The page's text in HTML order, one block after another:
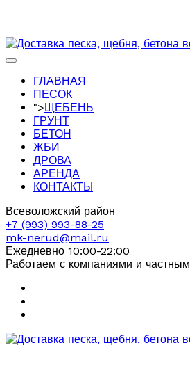
ГЛАВНАЯ
ПЕСОК
">ЩЕБЕНЬ
ГРУНТ
БЕТОН
ЖБИ
ДРОВА
АРЕНДА
КОНТАКТЫ
Всеволожский район
+7 (993) 993-88-25
mk-nerud@mail.ru
Ежедневно 10:00-22:00
Работаем с компаниями и